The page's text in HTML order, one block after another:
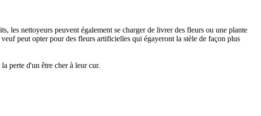
les nettoyeurs peuvent également se charger de livrer des fleurs ou une plante
peut opter pour des fleurs artificielles qui égayeront la stèle de façon plus
perte d'un être cher à leur cur.